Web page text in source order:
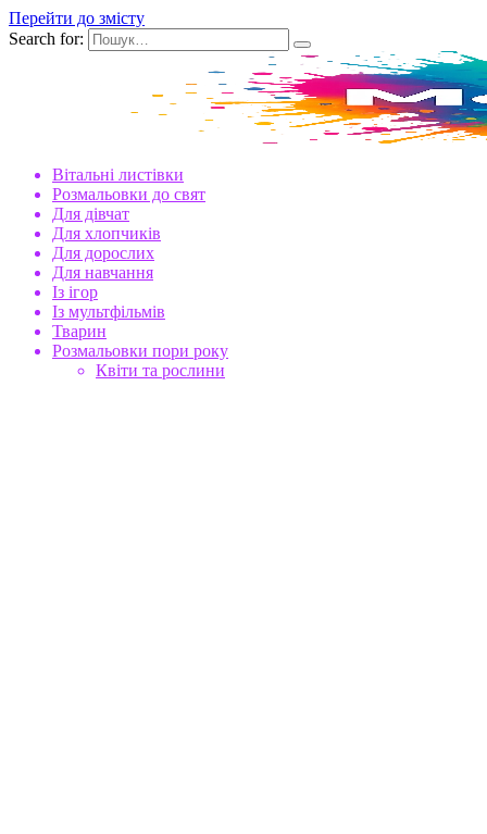
Перейти до змісту
Search for:
Вітальні листівки
Розмальовки до свят
Для дівчат
Для хлопчиків
Для дорослих
Для навчання
Із ігор
Із мультфільмів
Тварин
Розмальовки пори року
Квіти та рослини